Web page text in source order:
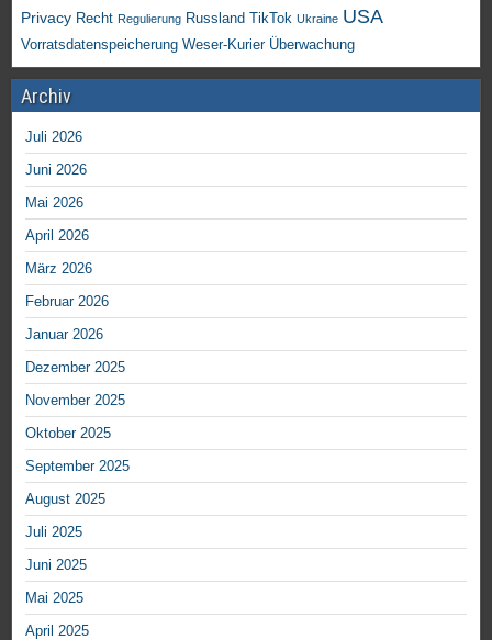
Privacy Recht Regulierung Russland TikTok Ukraine USA
Vorratsdatenspeicherung Weser-Kurier Überwachung
Archiv
Juli 2026
Juni 2026
Mai 2026
April 2026
März 2026
Februar 2026
Januar 2026
Dezember 2025
November 2025
Oktober 2025
September 2025
August 2025
Juli 2025
Juni 2025
Mai 2025
April 2025